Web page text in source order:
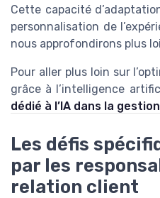
Cette capacité
personnalisation de
nous approfondirons plus
Pour aller plus loin sur
grâce à l’intelligence
dédié à l’IA dans la
Les défis
par les
relation client